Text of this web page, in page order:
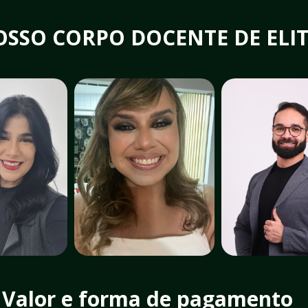
CORPO DOCENTE DE
Valor e forma de pagamento